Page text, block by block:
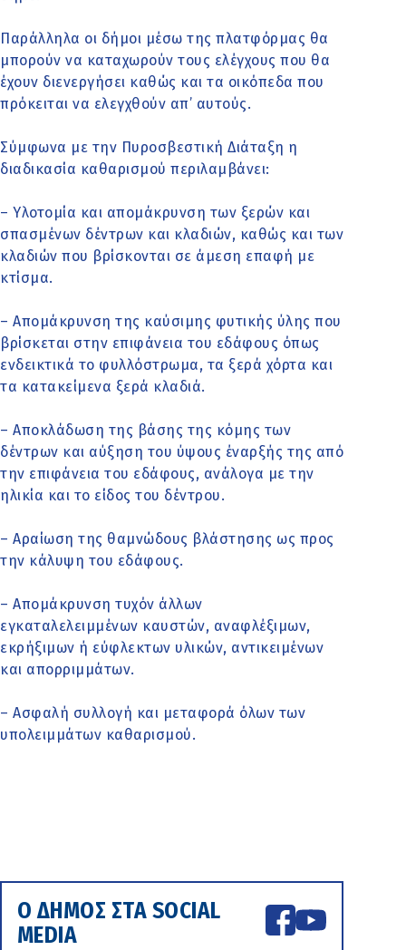
Παράλληλα οι δήμοι μέσω της πλατφόρμας θα
μπορούν να καταχωρούν τους ελέγχους που θα
έχουν διενεργήσει καθώς και τα οικόπεδα που
πρόκειται να ελεγχθούν απ’ αυτούς.
Σύμφωνα με την Πυροσβεστική Διάταξη η
διαδικασία καθαρισμού περιλαμβάνει:
– Υλοτομία και απομάκρυνση των ξερών και
σπασμένων δέντρων και κλαδιών, καθώς και των
κλαδιών που βρίσκονται σε άμεση επαφή με
κτίσμα.
– Απομάκρυνση της καύσιμης φυτικής ύλης που
βρίσκεται στην επιφάνεια του εδάφους όπως
ενδεικτικά το φυλλόστρωμα, τα ξερά χόρτα και
τα κατακείμενα ξερά κλαδιά.
– Αποκλάδωση της βάσης της κόμης των
δέντρων και αύξηση του ύψους έναρξής της από
την επιφάνεια του εδάφους, ανάλογα με την
ηλικία και το είδος του δέντρου.
– Αραίωση της θαμνώδους βλάστησης ως προς
την κάλυψη του εδάφους.
– Απομάκρυνση τυχόν άλλων
εγκαταλελειμμένων καυστών, αναφλέξιμων,
εκρήξιμων ή εύφλεκτων υλικών, αντικειμένων
και απορριμμάτων.
– Ασφαλή συλλογή και μεταφορά όλων των
υπολειμμάτων καθαρισμού.
Ο ΔΗΜΟΣ ΣΤΑ SOCIAL
MEDIA